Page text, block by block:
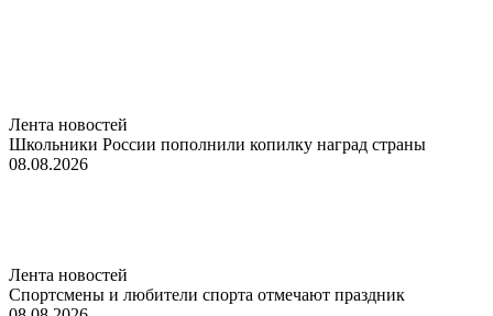
Лента новостей
Школьники России пополнили копилку наград страны
08.08.2026
Лента новостей
Спортсмены и любители спорта отмечают праздник